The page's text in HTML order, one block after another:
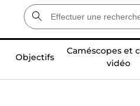
Objectifs
Caméscopes et
vidéo